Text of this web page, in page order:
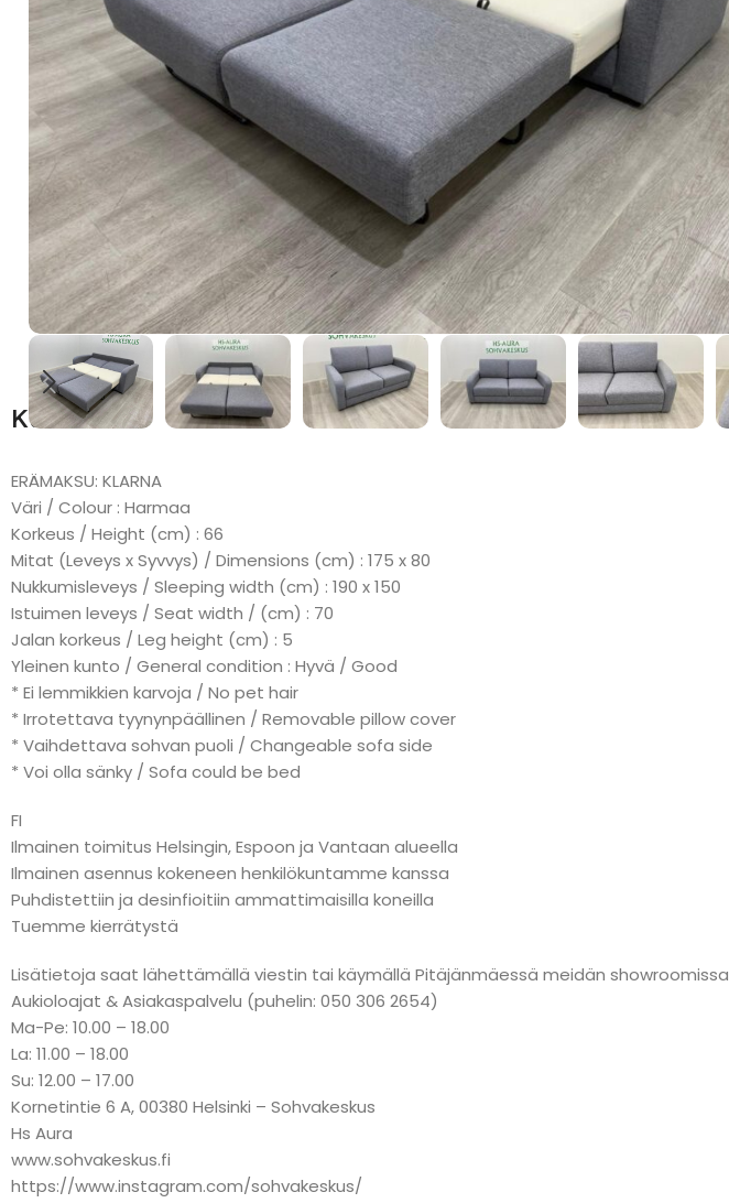
Kuvaus
ERÄMAKSU: KLARNA
Väri / Colour : Harmaa
Korkeus / Height (cm) : 66
Mitat (Leveys x Syvvys) / Dimensions (cm) : 175 x 80
Nukkumisleveys / Sleeping width (cm) : 190 x 150
Istuimen leveys / Seat width / (cm) : 70
Jalan korkeus / Leg height (cm) : 5
Yleinen kunto / General condition : Hyvä / Good
* Ei lemmikkien karvoja / No pet hair
* Irrotettava tyynynpäällinen / Removable pillow cover
* Vaihdettava sohvan puoli / Changeable sofa side
* Voi olla sänky / Sofa could be bed
FI
Ilmainen toimitus Helsingin, Espoon ja Vantaan alueella
Ilmainen asennus kokeneen henkilökuntamme kanssa
Puhdistettiin ja desinfioitiin ammattimaisilla koneilla
Tuemme kierrätystä
Lisätietoja saat lähettämällä viestin tai käymällä Pitäjänmäessä meidän showroomissa
Aukioloajat & Asiakaspalvelu (puhelin: 050 306 2654)
Ma-Pe: 10.00 – 18.00
La: 11.00 – 18.00
Su: 12.00 – 17.00
Kornetintie 6 A, 00380 Helsinki – Sohvakeskus
Hs Aura
www.sohvakeskus.fi
https://www.instagram.com/sohvakeskus/